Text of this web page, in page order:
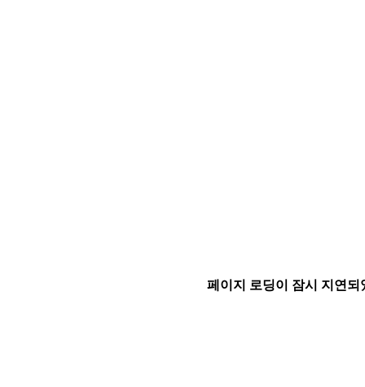
페이지 로딩이 잠시 지연